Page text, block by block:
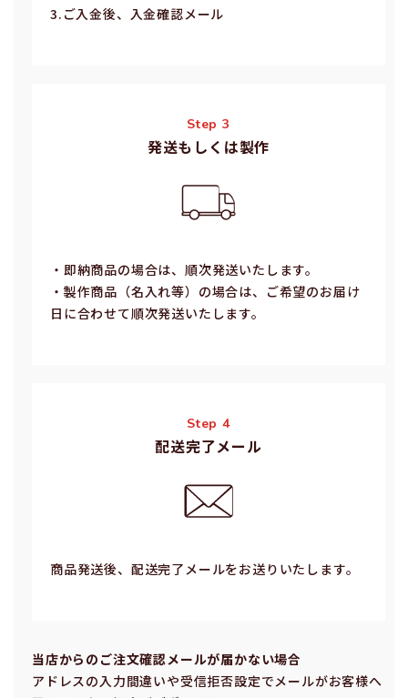
3.ご⼊⾦後、⼊⾦確認メール
Step 3
発送もしくは製作
・即納商品の場合は、順次発送いたします。
・製作商品（名⼊れ等）の場合は、ご希望のお届け
⽇に合わせて順次発送いたします。
Step 4
配送完了メール
商品発送後、配送完了メールをお送りいたします。
当店からのご注⽂確認メールが届かない場合
アドレスの⼊⼒間違いや受信拒否設定でメールがお客様へ